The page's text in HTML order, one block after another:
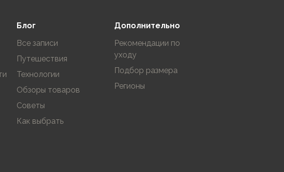
Блог
Все записи
Путешествия
Технологии
Обзоры товаров
Советы
Как выбрать
Дополнительно
Рекомендации по
уходу
Подбор размера
Регионы